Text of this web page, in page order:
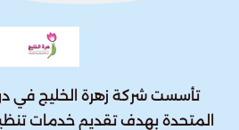
تأسست شركة زهرة الخليج في
المتحدة بهدف تقديم خدمات